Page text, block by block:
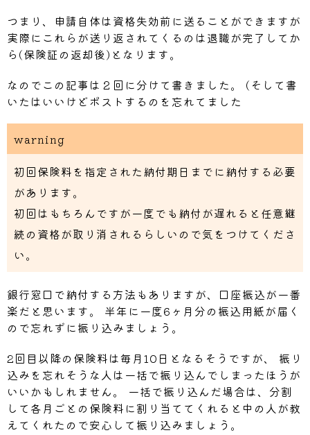
つまり、申請自体は資格失効前に送ることができますが
実際にこれらが送り返されてくるのは退職が完了してか
ら(保険証の返却後)となります。
なのでこの記事は２回に分けて書きました。 (そして書
いたはいいけどポストするのを忘れてました
warning
初回保険料を指定された納付期日までに納付する必要
があります。
初回はもちろんですが一度でも納付が遅れると任意継
続の資格が取り消されるらしいので気をつけてくださ
い。
銀行窓口で納付する方法もありますが、口座振込が一番
楽だと思います。 半年に一度6ヶ月分の振込用紙が届く
ので忘れずに振り込みましょう。
2回目以降の保険料は毎月10日となるそうですが、 振り
込みを忘れそうな人は一括で振り込んでしまったほうが
いいかもしれません。 一括で振り込んだ場合は、分割
して各月ごとの保険料に割り当ててくれると中の人が教
えてくれたので安心して振り込みましょう。